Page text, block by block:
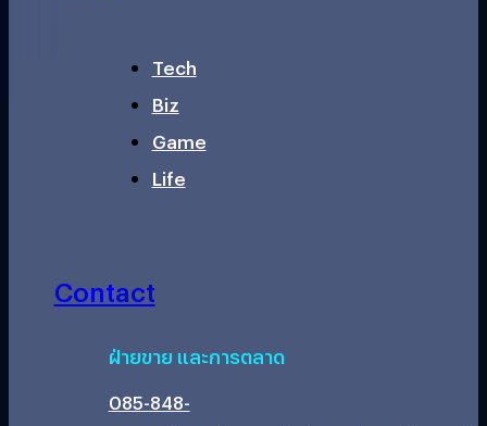
Tech
Biz
Game
Life
Contact
ฝ่ายขาย และการตลาด
085-848-